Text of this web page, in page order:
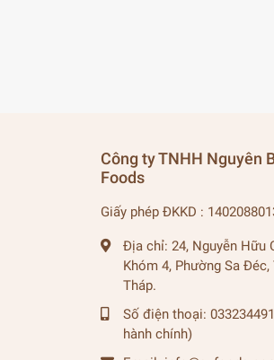
Công ty TNHH Nguyên
Foods
Giấy phép ĐKKD :
Địa chỉ: 24, Nguyễn Hữu
Khóm 4, Phường Sa
Tháp.
Số điện thoại:
hành chính)